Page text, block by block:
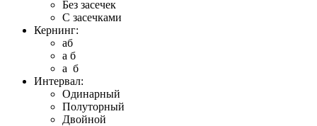
Без засечек
С засечками
Кернинг:
aб
a б
a б
Интервал:
Одинарный
Полуторный
Двойной